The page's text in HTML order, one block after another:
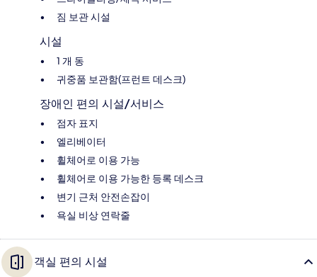
짐 보관 시설
시설
1 개 동
귀중품 보관함(프런트 데스크)
장애인 편의 시설/서비스
점자 표지
엘리베이터
휠체어로 이용 가능
휠체어로 이용 가능한 등록 데스크
변기 근처 안전손잡이
욕실 비상 연락줄
객실 편의 시설